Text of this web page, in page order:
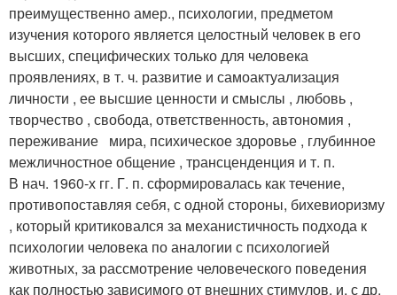
преимущественно амер., психологии, предметом
изучения которого является целостный человек в его
высших, специфических только для человека
проявлениях, в т. ч. развитие и самоактуализация
личности , ее высшие ценности и смыслы , любовь ,
творчество , свобода, ответственность, автономия ,
переживание мира, психическое здоровье , глубинное
межличностное общение , трансценденция и т. п.
В нач. 1960-х гг. Г. п. сформировалась как течение,
противопоставляя себя, с одной стороны, бихевиоризму
, который критиковался за механистичность подхода к
психологии человека по аналогии с психологией
животных, за рассмотрение человеческого поведения
как полностью зависимого от внешних стимулов, и, с др.